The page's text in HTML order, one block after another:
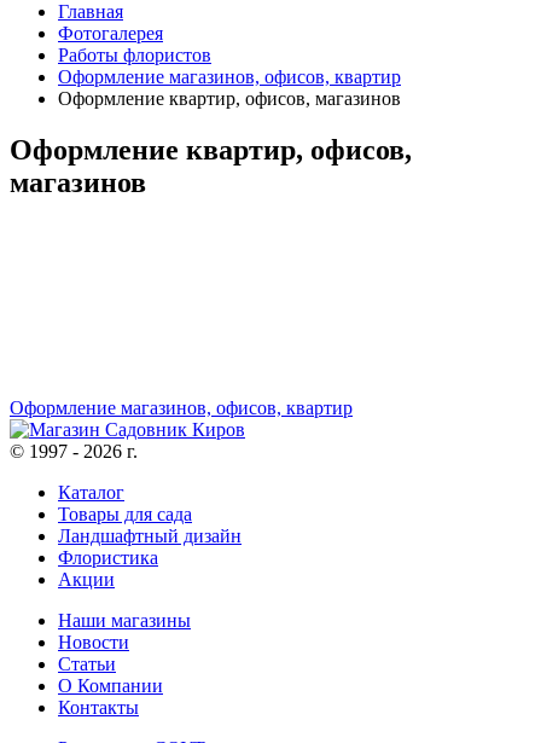
Главная
Фотогалерея
Работы флористов
Оформление магазинов, офисов, квартир
Оформление квартир, офисов, магазинов
Оформление квартир, офисов,
магазинов
Оформление магазинов, офисов, квартир
© 1997 - 2026 г.
Каталог
Товары для сада
Ландшафтный дизайн
Флористика
Акции
Наши магазины
Новости
Статьи
О Компании
Контакты